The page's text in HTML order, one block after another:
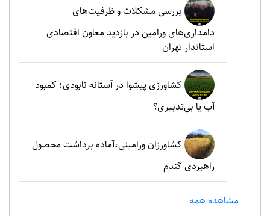
بررسی مشکلات و ظرفیت‌های
دامداری‌های ورامین در بازدید معاون اقتصادی
استاندار تهران
کشاورزی پیشوا در آستانه نابودی؛ کمبود
آب یا بی‌تدبیری؟
کشاورزان ورامینی،آماده برداشت محصول
راهبردی گندم
مشاهده همه